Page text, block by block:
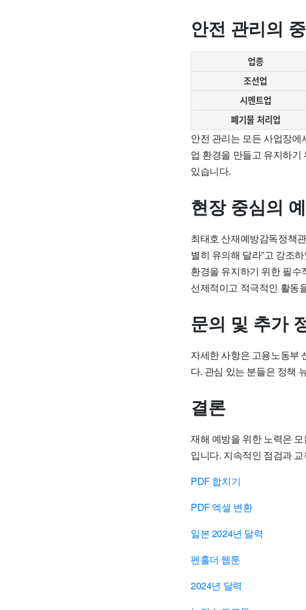
안전 관리의
업종
조선업
시멘트업
폐기물 처리업
안전 관리는 모든 사업장
업 환경을 만들고 유지하
있습니다.
현장 중심의
최태호 산재예방감독정책
별히 유의해 달라”고 강조
환경을 유지하기 위한 필
선제적이고 적극적인 활동
문의 및 추가
자세한 사항은 고용노동부
다. 관심 있는 분들은 정책
결론
재해 예방을 위한 노력은
입니다. 지속적인 점검과
PDF 합치기
PDF 엑셀 변환
일본 2024년 달력
펜홀더 웹툰
2024년 달력